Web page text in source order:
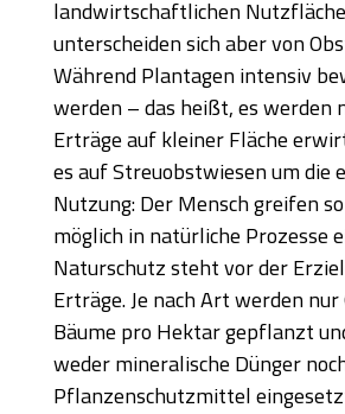
landwirtschaftlichen
unterscheiden sich aber von
Während Plantagen intensiv
werden – das heißt, es werden
Erträge auf kleiner Fläche
es auf Streuobstwiesen um die
Nutzung: Der Mensch greifen
möglich in natürliche Prozesse
Naturschutz steht vor der
Erträge. Je nach Art werden
Bäume pro Hektar gepflanzt
weder mineralische Dünger
Pflanzenschutzmittel